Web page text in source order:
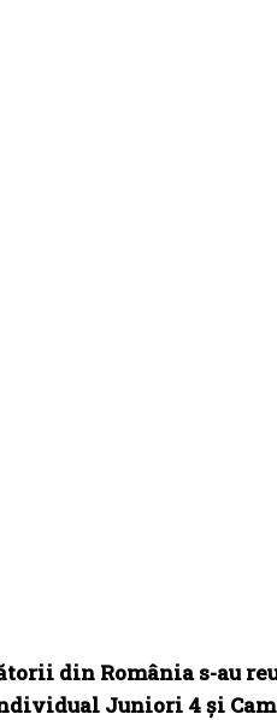
din România s-au
Juniori 4 și